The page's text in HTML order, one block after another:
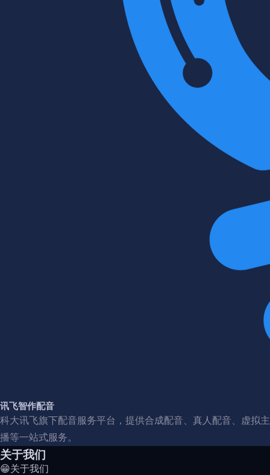
讯飞智作配音
科大讯飞旗下配音服务平台，提供合成配音、真人配音、虚拟主
播等一站式服务。
关于我们
😁关于我们